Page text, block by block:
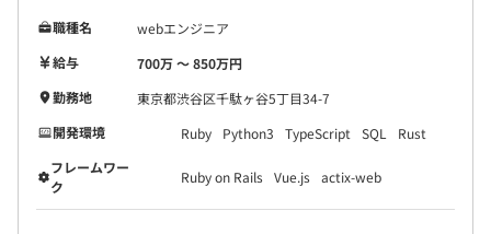
職種名
webエンジニア
給与
700万 〜 850万円
勤務地
東京都渋谷区千駄ヶ谷5丁目34-7
開発環境
Ruby Python3 TypeScript SQL
Rust
フレームワー
ク
Ruby on Rails Vue.js actix-web